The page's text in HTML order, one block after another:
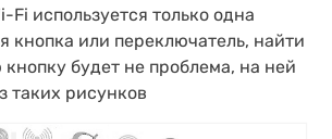
Fi используется только одна
кнопка или переключатель, найти
кнопку будет не проблема, на ней
таких рисунков